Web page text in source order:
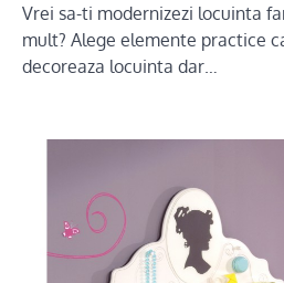
Vrei sa-ti modernizezi locuinta
mult? Alege elemente practice
decoreaza locuinta dar…